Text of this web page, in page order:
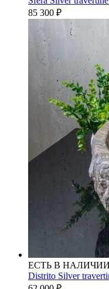
85 300 ₽
ЕСТЬ В НАЛИЧИИ
Distrito Silver